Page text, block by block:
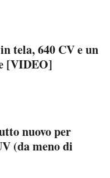
tela, 640 CV e un
[VIDEO]
nuovo per
(da meno di